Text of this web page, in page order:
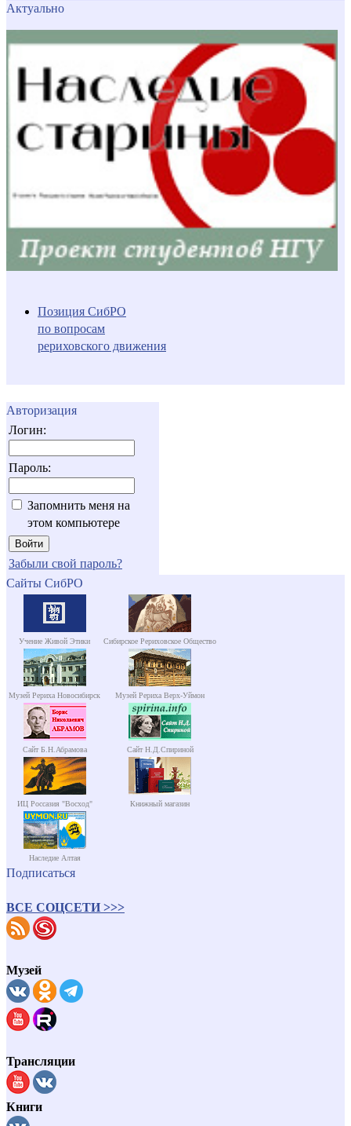
Актуально
Позиция СибРО
по вопросам
рериховского движения
Авторизация
Логин:
Пароль:
Запомнить меня на
этом компьютере
Забыли свой пароль?
Сайты СибРО
Учение Живой Этики Сибирское Рериховское Общество
Музей Рериха Новосибирск Музей Рериха Верх-Уймон
Сайт Б.Н.Абрамова Сайт Н.Д.Спириной
ИЦ Россазия "Восход" Книжный магазин
Наследие Алтая
Подписаться
ВСЕ СОЦСЕТИ >>>
Музей
Трансляции
Книги